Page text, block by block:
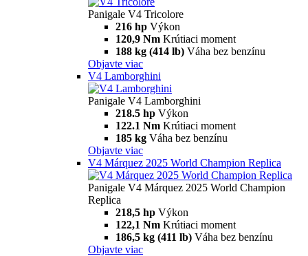
Panigale V4 Tricolore
216 hp Výkon
120,9 Nm Krútiaci moment
188 kg (414 lb) Váha bez benzínu
Objavte viac
V4 Lamborghini
Panigale V4 Lamborghini
218.5 hp Výkon
122.1 Nm Krútiaci moment
185 kg Váha bez benzínu
Objavte viac
V4 Márquez 2025 World Champion Replica
Panigale V4 Márquez 2025 World Champion
Replica
218,5 hp Výkon
122,1 Nm Krútiaci moment
186,5 kg (411 lb) Váha bez benzínu
Objavte viac